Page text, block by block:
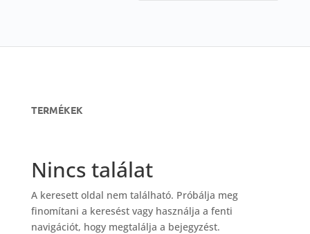
TERMÉKEK
Nincs találat
A keresett oldal nem található. Próbálja meg
finomítani a keresést vagy használja a fenti
navigációt, hogy megtalálja a bejegyzést.